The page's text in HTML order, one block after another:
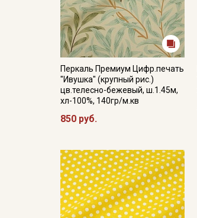
Перкаль Премиум Цифр.печать
"Ивушка" (крупный рис.)
цв.телесно-бежевый, ш.1.45м,
хл-100%, 140гр/м.кв
850 руб.